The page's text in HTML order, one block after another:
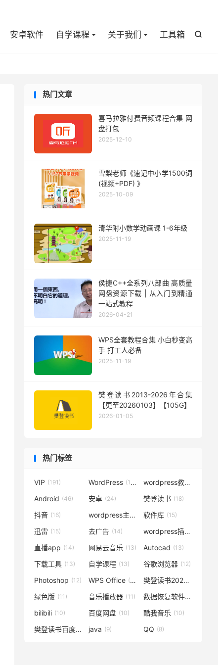

安卓软件 自学课程 关于我们 工具箱
热门文章
喜马拉雅付费音频课程合集 网
盘打包
2025-12-10
雪梨老师《速记中小学1500词
(视频+PDF) 》
2025-10-09
清华附小数学动画课 1-6年级
2025-11-19
侯捷C++全系列八部曲 高质量
网盘资源下载 | 从入门到精通
一站式教程
2026-04-21
WPS全套教程合集 小白秒变高
手 打工人必备
2025-11-19
樊登读书2013-2026年合集
【更至20260103】【105G】
2026-01-05
热门标签
VIP (191) WordPress (119) wordpress教程
Android (46) 安卓 (24) 樊登读书 (18)
抖音 (16) wordpress主题 (15)
软件库 (15)
迅雷 (15) 去广告 (14) wordpress插件
直播app (14) 网易云音乐 (13) Autocad (13)
下载工具 (13) 自学课程 (13) 谷歌浏览器 (12)
Photoshop (12) WPS Office (12) 樊登读书2020
绿色版 (11) 音乐播放器 (11) 数据恢复软件(11)
bilibili (10) 百度网盘 (10) 酷我音乐 (10)
樊登读书百度云 (10)
java (9) QQ (8)